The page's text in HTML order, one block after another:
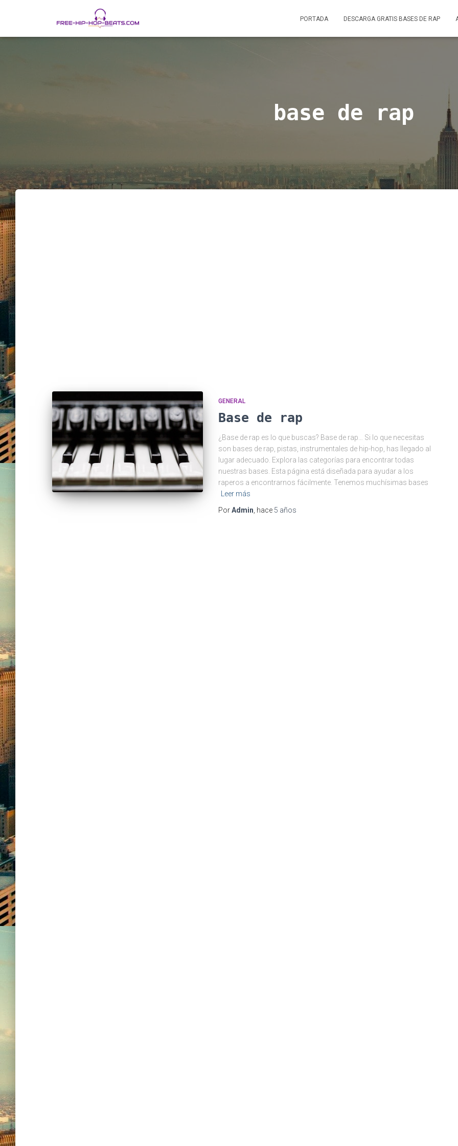
PORTADA DESCARGA GRATIS BASES DE RAP
base de rap
GENERAL
Base de rap
¿Base de rap es lo que buscas? Base de rap… Si lo que necesitas
son bases de rap, pistas, instrumentales de hip-hop, has llegado al
lugar adecuado. Explora las categorías para encontrar todas
nuestras bases. Esta página está diseñada para ayudar a los
raperos a encontrarnos fácilmente. Tenemos muchísimas bases
Leer más
PorAdmin , hace 5 años